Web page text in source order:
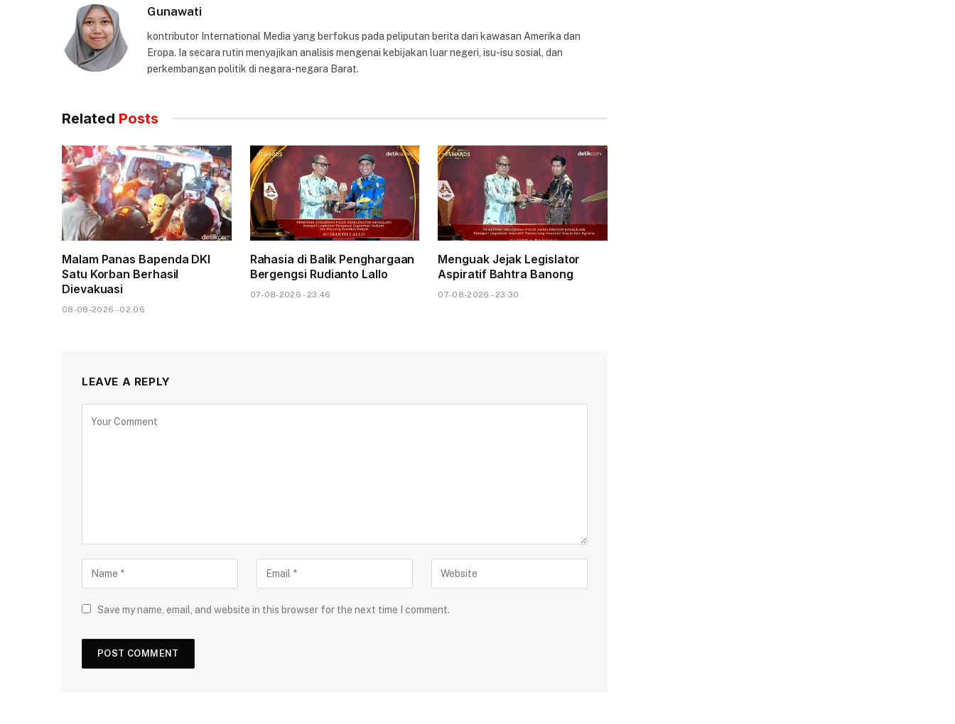
Gunawati
kontributor International Media yang berfokus pada peliputan berita dari kawasan Amerika dan
Eropa. Ia secara rutin menyajikan analisis mengenai kebijakan luar negeri, isu-isu sosial, dan
perkembangan politik di negara-negara Barat.
Related Posts
Malam Panas Bapenda DKI
Satu Korban Berhasil
Dievakuasi
08-08-2026 - 02.06
Rahasia di Balik Penghargaan
Bergengsi Rudianto Lallo
07-08-2026 - 23.46
Menguak Jejak Legislator
Aspiratif Bahtra Banong
07-08-2026 - 23.30
LEAVE A REPLY
Save my name, email, and website in this browser for the next time I comment.